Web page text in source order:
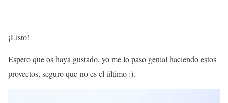
¡Listo!
Espero que os haya gustado, yo me lo paso genial haciendo estos
proyectos, seguro que no es el último :).